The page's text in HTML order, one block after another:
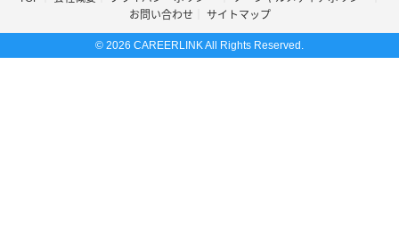
お問い合わせ
サイトマップ
© 2026 CAREERLINK All Rights Reserved.